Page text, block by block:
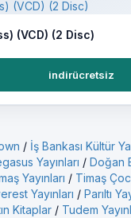
(VCD) (2 Disc)
indirücretsiz
/ İş Bankası Kültür
Yayınları / Doğan
Yayınları / Timaş
Yayınları / Parıltı
Kitaplar / Tudem